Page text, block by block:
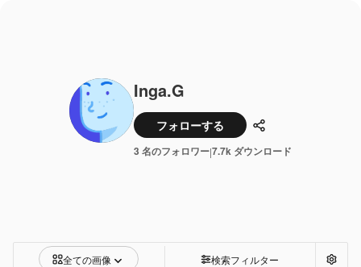
Inga.G
フォローする 共有
3 名のフォロワー|7.7k ダウンロード
全ての画像 検索フィルター